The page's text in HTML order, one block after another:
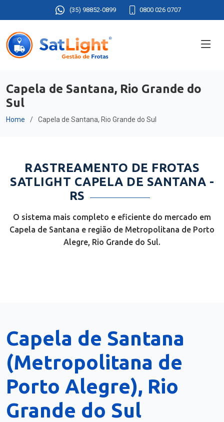
(35) 98852-0899 0800 026 0707
Capela de Santana, Rio Grande do
Sul
Home Capela de Santana, Rio Grande do Sul
RASTREAMENTO DE FROTAS
SATLIGHT CAPELA DE SANTANA -
RS
O sistema mais completo e eficiente do mercado em
Capela de Santana e região de Metropolitana de Porto
Alegre, Rio Grande do Sul.
Capela de Santana
(Metropolitana de
Porto Alegre), Rio
Grande do Sul